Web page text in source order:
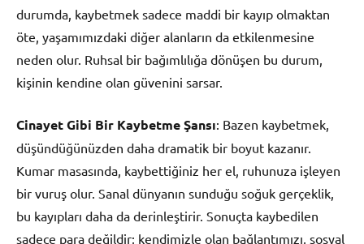
durumda, kaybetmek sadece maddi bir kayıp olmaktan
öte, yaşamımızdaki diğer alanların da etkilenmesine
neden olur. Ruhsal bir bağımlılığa dönüşen bu durum,
kişinin kendine olan güvenini sarsar.
Cinayet Gibi Bir Kaybetme Şansı: Bazen kaybetmek,
düşündüğünüzden daha dramatik bir boyut kazanır.
Kumar masasında, kaybettiğiniz her el, ruhunuza işleyen
bir vuruş olur. Sanal dünyanın sunduğu soğuk gerçeklik,
bu kayıpları daha da derinleştirir. Sonuçta kaybedilen
sadece para değildir; kendimizle olan bağlantımızı, sosyal